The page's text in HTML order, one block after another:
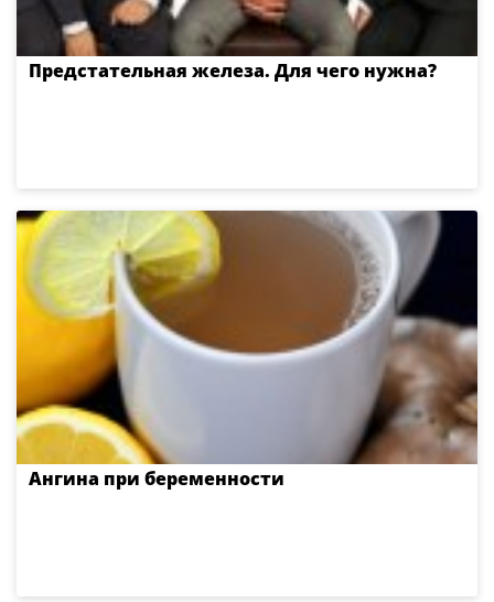
Предстательная железа. Для чего нужна?
Ангина при беременности